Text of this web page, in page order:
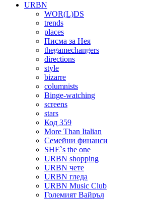
URBN
WOR(L)DS
trends
places
Писма за Нея
thegamechangers
directions
style
bizarre
columnists
Binge-watching
screens
stars
Код 359
More Than Italian
Семейни финанси
SHE`s the one
URBN shopping
URBN чете
URBN гледа
URBN Music Club
Големият Вайръл